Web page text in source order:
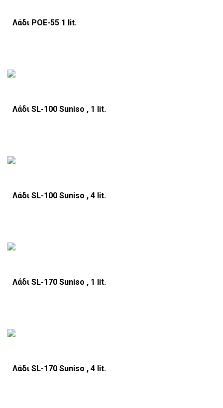
Λάδι POE-55 1 lit.
Λάδι SL-100 Suniso , 1 lit.
Λάδι SL-100 Suniso , 4 lit.
Λάδι SL-170 Suniso , 1 lit.
Λάδι SL-170 Suniso , 4 lit.